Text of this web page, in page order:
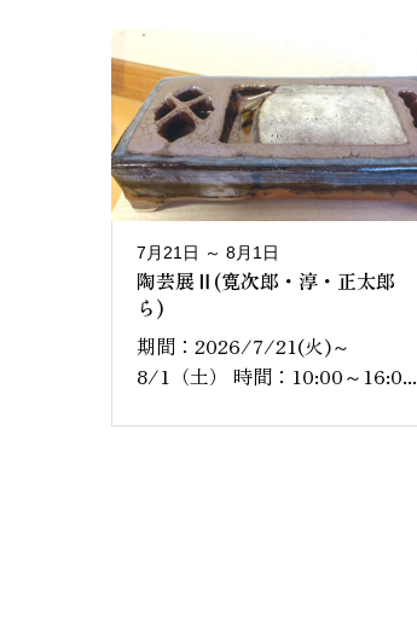
7月21日 ～ 8月1日
陶芸展Ⅱ(寛次郎・淳・正太郎
ら)
期間：2026/7/21(火)～
8/1（土） 時間：10:00～16:0...